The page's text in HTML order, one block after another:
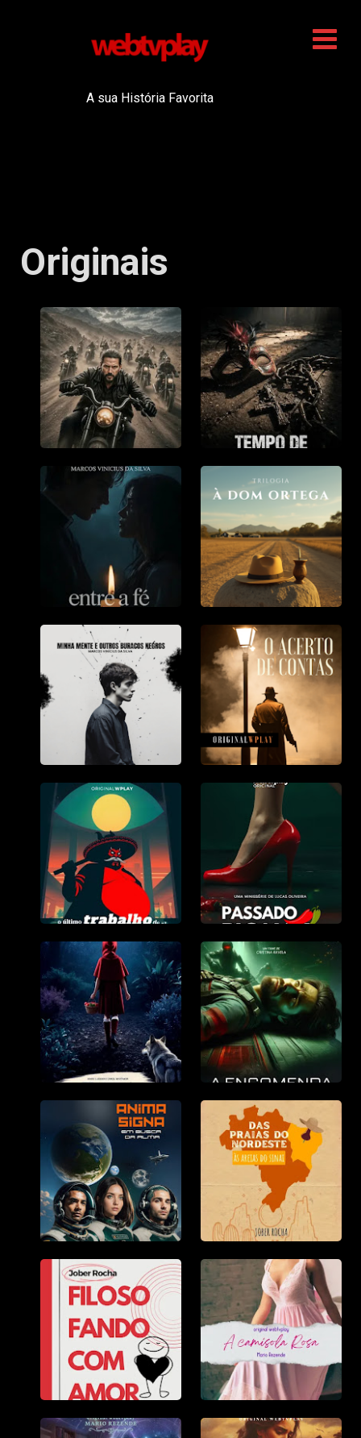
A sua História Favorita
Originais